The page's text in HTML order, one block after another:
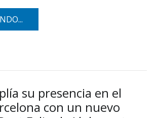
su presencia en el
con un nuevo